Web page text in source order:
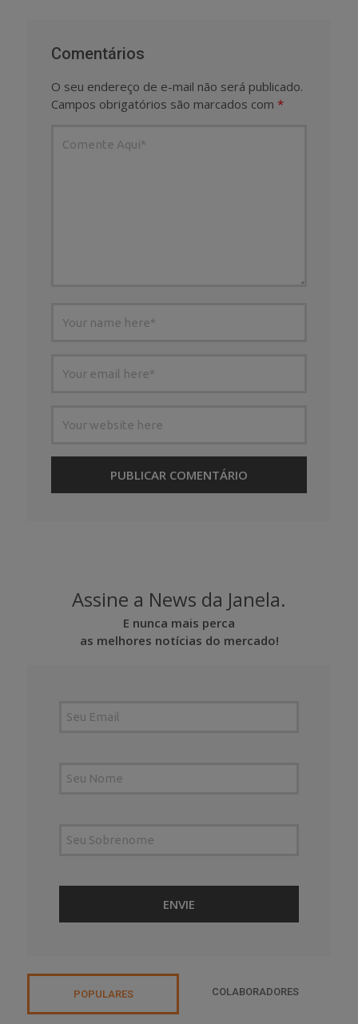
Comentários
O seu endereço de e-mail não será publicado.
Campos obrigatórios são marcados com *
Assine a News da Janela.
E nunca mais perca
as melhores notícias do mercado!
POPULARES COLABORADORES